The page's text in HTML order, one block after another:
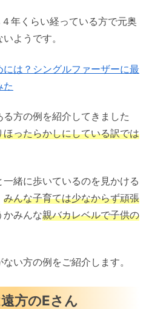
年くらい経っている方で元奥
ようです。
は？シングルファーザーに最
た
方の例を紹介してきました
ったらかしにしている訳では
緒に歩いているのを見かける
みんな子育ては少なからず頑張
かみんな親バカレベルで子供の
い方の例をご紹介します。
方のEさん